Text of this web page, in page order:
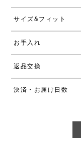
サイズ&フィット
お手入れ
返品交換
決済・お届け日数